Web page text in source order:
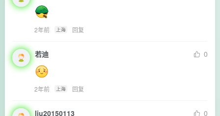
2年前 上海 回复
若迪 0
2年前 上海 回复
liu20150113 0